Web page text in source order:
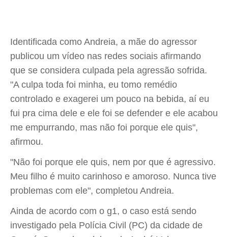
Identificada como Andreia, a mãe do agressor
publicou um vídeo nas redes sociais afirmando
que se considera culpada pela agressão sofrida.
"A culpa toda foi minha, eu tomo remédio
controlado e exagerei um pouco na bebida, aí eu
fui pra cima dele e ele foi se defender e ele acabou
me empurrando, mas não foi porque ele quis",
afirmou.
"Não foi porque ele quis, nem por que é agressivo.
Meu filho é muito carinhoso e amoroso. Nunca tive
problemas com ele", completou Andreia.
Ainda de acordo com o g1, o caso está sendo
investigado pela Polícia Civil (PC) da cidade de